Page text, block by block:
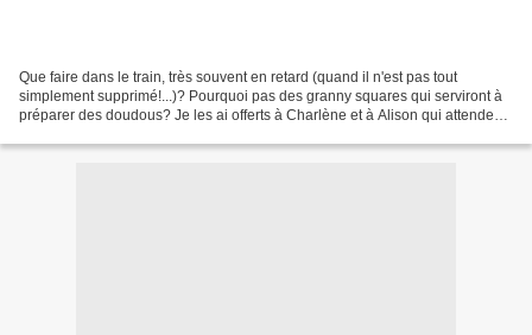
Que faire dans le train, très souvent en retard (quand il n'est pas tout
simplement supprimé!...)? Pourquoi pas des granny squares qui serviront à
préparer des doudous? Je les ai offerts à Charlène et à Alison qui attendent,